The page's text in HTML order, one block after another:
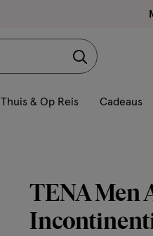
Thuis & Op Reis Cadeaus
TENA Men